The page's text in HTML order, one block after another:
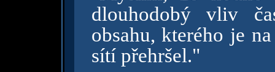
dlouhodobý vliv
obsahu, kterého je
sítí přehršel."